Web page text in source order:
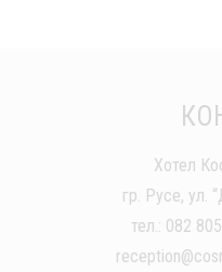
Хотел
гр. Русе, ул.
тел.: 082